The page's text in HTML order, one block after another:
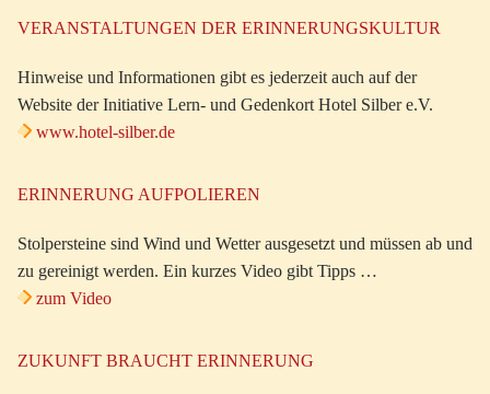
VERANSTALTUNGEN DER ERINNERUNGSKULTUR
Hinweise und Informationen gibt es jederzeit auch auf der
Website der Initiative Lern- und Gedenkort Hotel Silber e.V.
www.hotel-silber.de
ERINNERUNG AUFPOLIEREN
Stolpersteine sind Wind und Wetter ausgesetzt und müssen ab und
zu gereinigt werden. Ein kurzes Video gibt Tipps …
zum Video
ZUKUNFT BRAUCHT ERINNERUNG